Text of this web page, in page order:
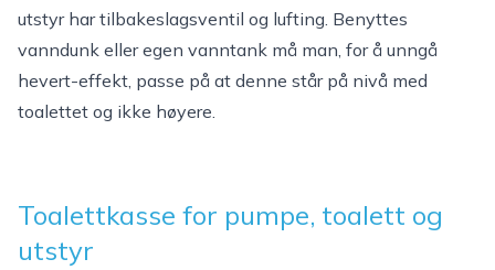
utstyr har tilbakeslagsventil og lufting. Benyttes
vanndunk eller egen vanntank må man, for å unngå
hevert-effekt, passe på at denne står på nivå med
toalettet og ikke høyere.
Toalettkasse for pumpe, toalett og
utstyr